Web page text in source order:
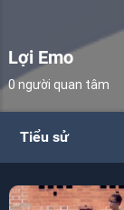
Lợi Emo
0 người quan tâm
Tiểu sử